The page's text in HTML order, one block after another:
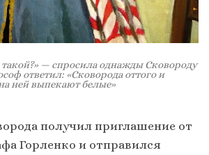
— спросила однажды Сковороду
ответил: «Сковорода оттого и
ней выпекают белые»
получил приглашение от
Горленко и отправился